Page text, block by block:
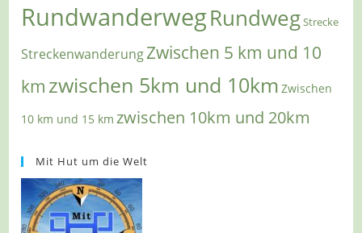
RundwanderwegRundwegStrecke
StreckenwanderungZwischen 5 km und 10
km zwischen 5km und 10km Zwischen
10 km und 15 km zwischen 10km und 20km
Mit Hut um die Welt